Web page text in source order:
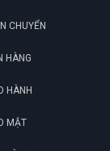
CHUYỂN
HÀNG
HÀNH
MẬT